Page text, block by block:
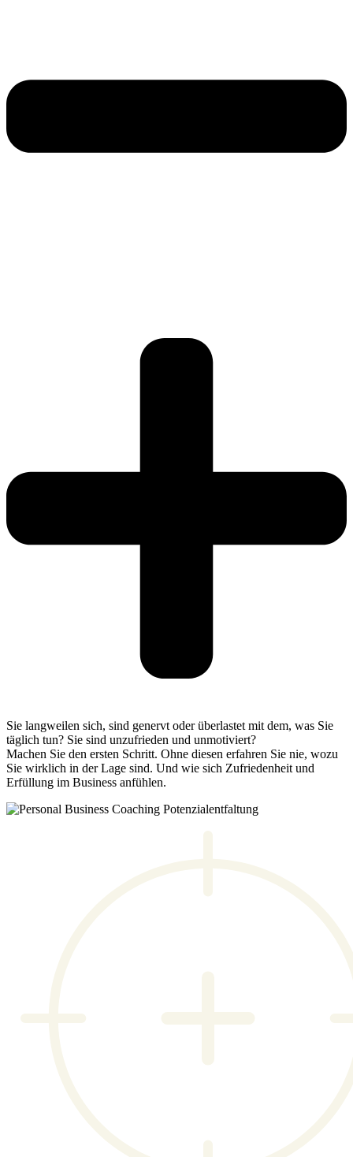
Sie langweilen sich, sind genervt oder überlastet mit dem, was Sie
täglich tun? Sie sind unzufrieden und unmotiviert?
Machen Sie den ersten Schritt. Ohne diesen erfahren Sie nie, wozu
Sie wirklich in der Lage sind. Und wie sich Zufriedenheit und
Erfüllung im Business anfühlen.